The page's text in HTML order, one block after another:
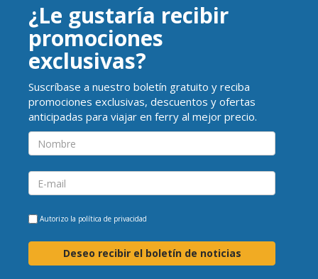
¿Le gustaría recibir
promociones
exclusivas?
Suscríbase a nuestro boletín gratuito y reciba
promociones exclusivas, descuentos y ofertas
anticipadas para viajar en ferry al mejor precio.
Autorizo la política de privacidad
Deseo recibir el boletín de noticias